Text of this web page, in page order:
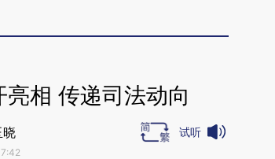
亮相 传递司法动向
晓 试听